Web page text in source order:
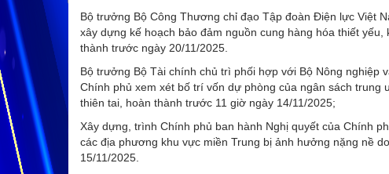
Bộ trưởng Bộ Công Thương chỉ đạo Tập đoàn Điện lực Việt
xây dựng kế hoạch bảo đảm nguồn cung hàng hóa thiết
thành trước ngày 20/11/2025.
Bộ trưởng Bộ Tài chính chủ trì phối hợp với Bộ Nông
Chính phủ xem xét bố trí vốn dự phòng của ngân sách
thiên tai, hoàn thành trước 11 giờ ngày 14/11/2025;
Xây dựng, trình Chính phủ ban hành Nghị quyết của Chính
các địa phương khu vực miền Trung bị ảnh hưởng nặng nề
15/11/2025.